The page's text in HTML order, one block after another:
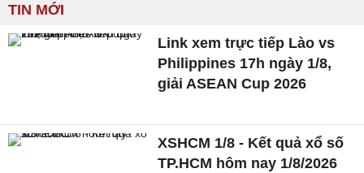
TIN MỚI
Link xem trực tiếp Lào vs
Philippines 17h ngày 1/8,
giải ASEAN Cup 2026
XSHCM 1/8 - Kết quả xổ số
TP.HCM hôm nay 1/8/2026